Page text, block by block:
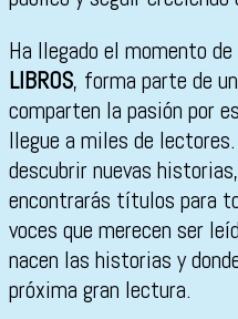
Ha llegado el momento
LIBROS, forma parte de
comparten la pasión por
llegue a miles de
descubrir nuevas
encontrarás títulos para
voces que merecen ser
nacen las historias y
próxima gran lectura.